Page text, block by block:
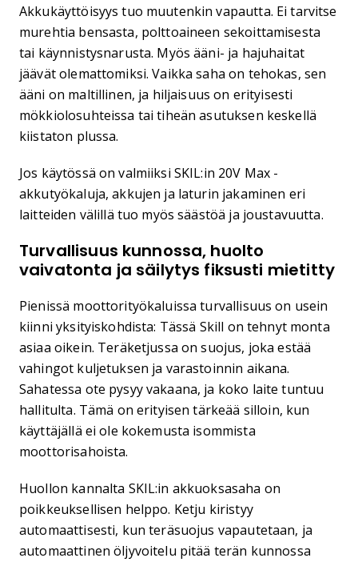
Akkukäyttöisyys tuo muutenkin vapautta. Ei tarvitse
murehtia bensasta, polttoaineen sekoittamisesta
tai käynnistysnarusta. Myös ääni- ja hajuhaitat
jäävät olemattomiksi. Vaikka saha on tehokas, sen
ääni on maltillinen, ja hiljaisuus on erityisesti
mökkiolosuhteissa tai tiheän asutuksen keskellä
kiistaton plussa.
Jos käytössä on valmiiksi SKIL:in 20V Max -
akkutyökaluja, akkujen ja laturin jakaminen eri
laitteiden välillä tuo myös säästöä ja joustavuutta.
Turvallisuus kunnossa, huolto
vaivatonta ja säilytys fiksusti mietitty
Pienissä moottorityökaluissa turvallisuus on usein
kiinni yksityiskohdista: Tässä Skill on tehnyt monta
asiaa oikein. Teräketjussa on suojus, joka estää
vahingot kuljetuksen ja varastoinnin aikana.
Sahatessa ote pysyy vakaana, ja koko laite tuntuu
hallitulta. Tämä on erityisen tärkeää silloin, kun
käyttäjällä ei ole kokemusta isommista
moottorisahoista.
Huollon kannalta SKIL:in akkuoksasaha on
poikkeuksellisen helppo. Ketju kiristyy
automaattisesti, kun teräsuojus vapautetaan, ja
automaattinen öljyvoitelu pitää terän kunnossa